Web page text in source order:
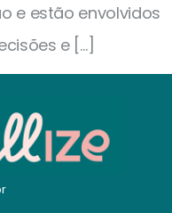
e estão envolvidos
e […]